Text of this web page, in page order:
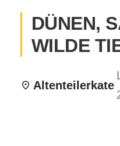
DÜNEN,
WILDE
Altenteilerkate